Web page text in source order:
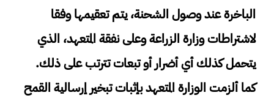
الباخرة عند وصول الشحنة، يتم تعقيمها وفقا
لاشتراطات وزارة الزراعة وعلى نفقة المتعهد، الذي
يتحمل كذلك أي أضرار أو تبعات تترتب على ذلك.
كما ألزمت الوزارة المتعهد بإثبات تبخير إرسالية القمح